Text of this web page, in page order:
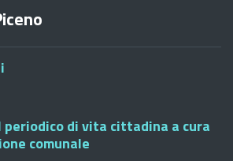
periodico di vita cittadina a cura
comunale